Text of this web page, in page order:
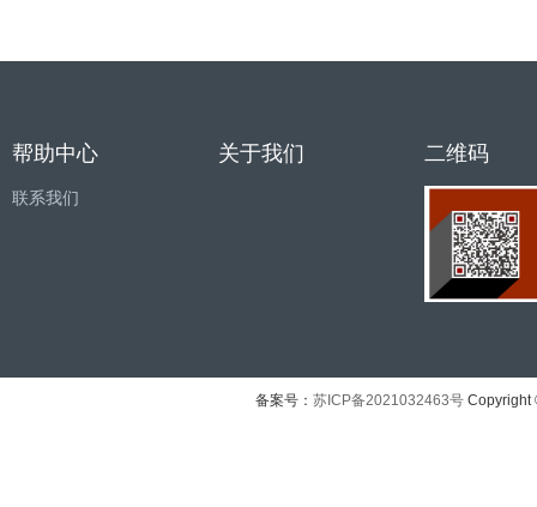
帮助中心
联系我们
关于我们 二维码
备案号： 苏ICP备2021032463号 Copyright